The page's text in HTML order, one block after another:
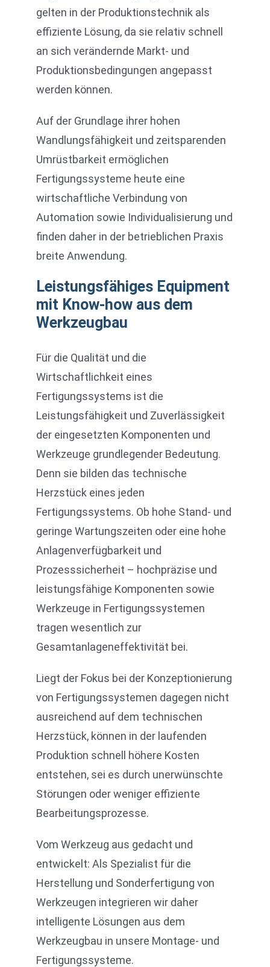
gelten in der Produktionstechnik als
effiziente Lösung, da sie relativ schnell
an sich verändernde Markt- und
Produktionsbedingungen angepasst
werden können.
Auf der Grundlage ihrer hohen
Wandlungsfähigkeit und zeitsparenden
Umrüstbarkeit ermöglichen
Fertigungssysteme heute eine
wirtschaftliche Verbindung von
Automation sowie Individualisierung und
finden daher in der betrieblichen Praxis
breite Anwendung.
Leistungsfähiges Equipment
mit Know-how aus dem
Werkzeugbau
Für die Qualität und die
Wirtschaftlichkeit eines
Fertigungssystems ist die
Leistungsfähigkeit und Zuverlässigkeit
der eingesetzten Komponenten und
Werkzeuge grundlegender Bedeutung.
Denn sie bilden das technische
Herzstück eines jeden
Fertigungssystems. Ob hohe Stand- und
geringe Wartungszeiten oder eine hohe
Anlagenverfügbarkeit und
Prozesssicherheit – hochpräzise und
leistungsfähige Komponenten sowie
Werkzeuge in Fertigungssystemen
tragen wesentlich zur
Gesamtanlageneffektivität bei.
Liegt der Fokus bei der Konzeptionierung
von Fertigungssystemen dagegen nicht
ausreichend auf dem technischen
Herzstück, können in der laufenden
Produktion schnell höhere Kosten
entstehen, sei es durch unerwünschte
Störungen oder weniger effiziente
Bearbeitungsprozesse.
Vom Werkzeug aus gedacht und
entwickelt: Als Spezialist für die
Herstellung und Sonderfertigung von
Werkzeugen integrieren wir daher
intelligente Lösungen aus dem
Werkzeugbau in unsere Montage- und
Fertigungssysteme.